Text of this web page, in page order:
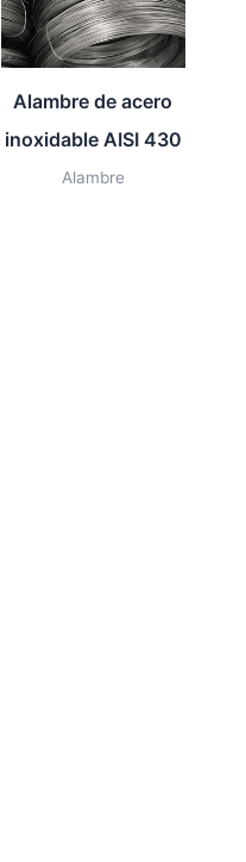
Alambre de acero
inoxidable AISI 430
Alambre